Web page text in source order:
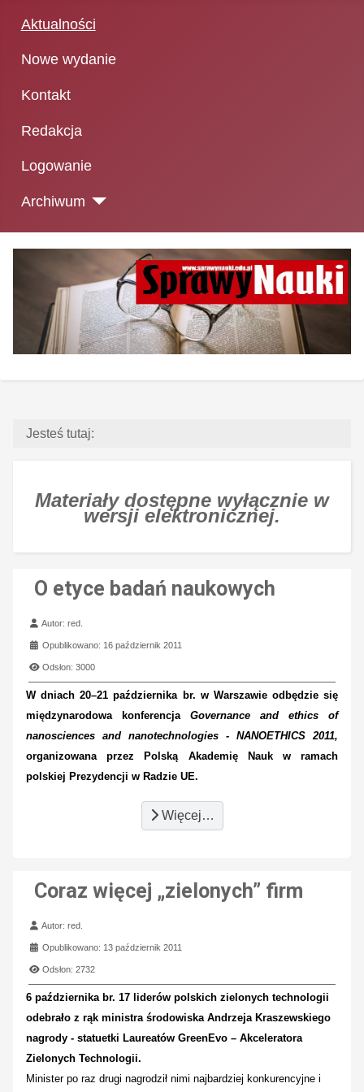
Aktualności
Nowe wydanie
Kontakt
Redakcja
Logowanie
Archiwum
Jesteś tutaj:
Materiały dostępne wyłącznie w
wersji elektronicznej.
O etyce badań naukowych
Szczegóły
Autor:red.
Opublikowano: 16 październik 2011
Odsłon: 3000
W dniach 20–21 października br. w Warszawie odbędzie się
międzynarodowa konferencja Governance and ethics of
nanosciences and nanotechnologies - NANOETHICS 2011,
organizowana przez Polską Akademię Nauk w ramach
polskiej Prezydencji w Radzie UE.
Więcej…
Coraz więcej „zielonych” firm
Szczegóły
Autor:red.
Opublikowano: 13 październik 2011
Odsłon: 2732
6 października br. 17 liderów polskich zielonych technologii
odebrało z rąk ministra środowiska Andrzeja Kraszewskiego
nagrody - statuetki Laureatów GreenEvo – Akceleratora
Zielonych Technologii.
Minister po raz drugi nagrodził nimi najbardziej konkurencyjne i